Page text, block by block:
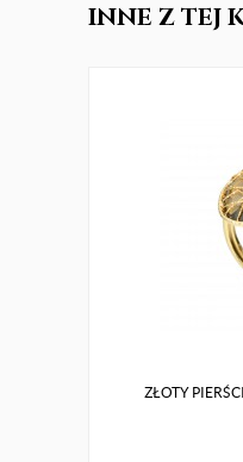
INNE Z TEJ
ZŁOTY